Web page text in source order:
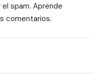
spam. Aprende
comentarios.